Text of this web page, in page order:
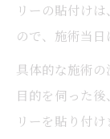
リーの貼付け
ので、施術当日
具体的な施術
目的を伺った
リーを貼り付